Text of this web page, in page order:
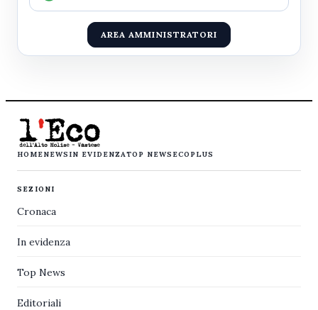
AREA AMMINISTRATORI
HOMENEWS IN EVIDENZATOP NEWS ECOPLUS
SEZIONI
Cronaca
In evidenza
Top News
Editoriali